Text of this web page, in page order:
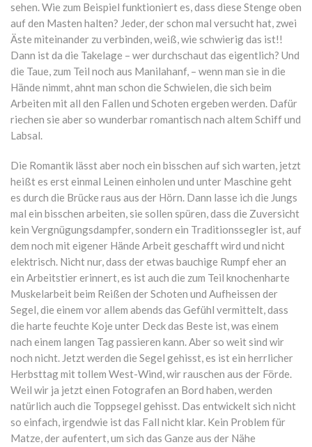
sehen. Wie zum Beispiel funktioniert es, dass diese Stenge oben
auf den Masten halten? Jeder, der schon mal versucht hat, zwei
Äste miteinander zu verbinden, weiß, wie schwierig das ist!!
Dann ist da die Takelage – wer durchschaut das eigentlich? Und
die Taue, zum Teil noch aus Manilahanf, – wenn man sie in die
Hände nimmt, ahnt man schon die Schwielen, die sich beim
Arbeiten mit all den Fallen und Schoten ergeben werden. Dafür
riechen sie aber so wunderbar romantisch nach altem Schiff und
Labsal.
Die Romantik lässt aber noch ein bisschen auf sich warten, jetzt
heißt es erst einmal Leinen einholen und unter Maschine geht
es durch die Brücke raus aus der Hörn. Dann lasse ich die Jungs
mal ein bisschen arbeiten, sie sollen spüren, dass die Zuversicht
kein Vergnügungsdampfer, sondern ein Traditionssegler ist, auf
dem noch mit eigener Hände Arbeit geschafft wird und nicht
elektrisch. Nicht nur, dass der etwas bauchige Rumpf eher an
ein Arbeitstier erinnert, es ist auch die zum Teil knochenharte
Muskelarbeit beim Reißen der Schoten und Aufheissen der
Segel, die einem vor allem abends das Gefühl vermittelt, dass
die harte feuchte Koje unter Deck das Beste ist, was einem
nach einem langen Tag passieren kann. Aber so weit sind wir
noch nicht. Jetzt werden die Segel gehisst, es ist ein herrlicher
Herbsttag mit tollem West-Wind, wir rauschen aus der Förde.
Weil wir ja jetzt einen Fotografen an Bord haben, werden
natürlich auch die Toppsegel gehisst. Das entwickelt sich nicht
so einfach, irgendwie ist das Fall nicht klar. Kein Problem für
Matze, der aufentert, um sich das Ganze aus der Nähe